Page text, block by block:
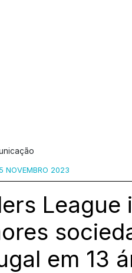
NOVEMBRO 2023
League
em 13